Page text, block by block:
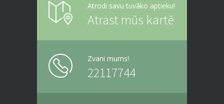
Atrodi savu tuvāko aptieku!
Atrast mūs kartē
Zvani mums!
22117744